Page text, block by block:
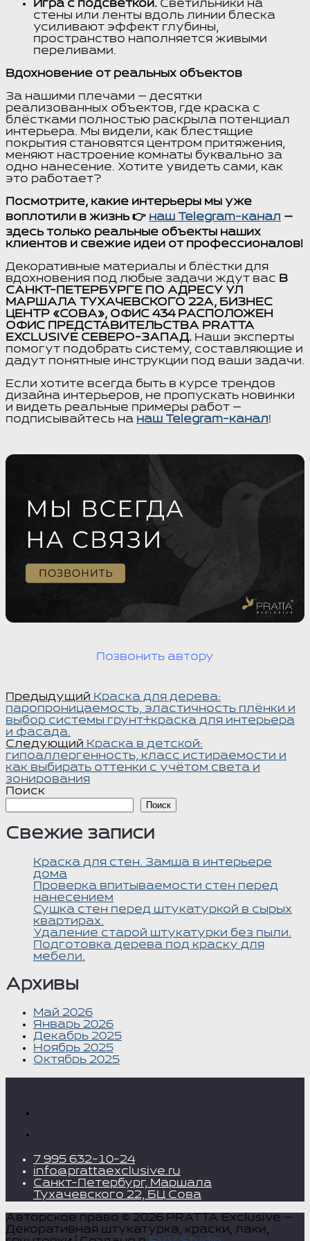
Игра с подсветкой. Светильники на
стены или ленты вдоль линии блеска
усиливают эффект глубины,
пространство наполняется живыми
переливами.
Вдохновение от реальных объектов
За нашими плечами — десятки
реализованных объектов, где краска с
блёстками полностью раскрыла потенциал
интерьера. Мы видели, как блестящие
покрытия становятся центром притяжения,
меняют настроение комнаты буквально за
одно нанесение. Хотите увидеть сами, как
это работает?
Посмотрите, какие интерьеры мы уже
воплотили в жизнь 👉 наш Telegram-канал —
здесь только реальные объекты наших
клиентов и свежие идеи от профессионалов!
Декоративные материалы и блёстки для
вдохновения под любые задачи ждут вас В
САНКТ-ПЕТЕРБУРГЕ ПО АДРЕСУ УЛ
МАРШАЛА ТУХАЧЕВСКОГО 22А, БИЗНЕС
ЦЕНТР «СОВА», ОФИС 434 РАСПОЛОЖЕН
ОФИС ПРЕДСТАВИТЕЛЬСТВА PRATTA
EXCLUSIVE СЕВЕРО-ЗАПАД. Наши эксперты
помогут подобрать систему, составляющие и
дадут понятные инструкции под ваши задачи.
Если хотите всегда быть в курсе трендов
дизайна интерьеров, не пропускать новинки
и видеть реальные примеры работ —
подписывайтесь на наш Telegram-канал!
Позвонить автору
Навигация
по
записям
Предыдущий Предыдущая
запись:
Краска для дерева:
паропроницаемость, эластичность плёнки и
выбор системы грунт+краска для интерьера
и фасада.
Следующий Следующая
запись:
Краска в детской:
гипоаллергенность, класс истираемости и
как выбирать оттенки с учётом света и
зонирования
Поиск
Поиск
Свежие записи
Краска для стен. Замша в интерьере
дома
Проверка впитываемости стен перед
нанесением
Сушка стен перед штукатуркой в сырых
квартирах.
Удаление старой штукатурки без пыли.
Подготовка дерева под краску для
мебели.
Архивы
Май 2026
Январь 2026
Декабрь 2025
Ноябрь 2025
Октябрь 2025
7 995 632-10-24
info@prattaexclusive.ru
Санкт-Петербург, Маршала
Тухачевского 22, БЦ Сова
Авторское право © 2026 PRATTA Exclusive —
Декоративная штукатурка, краски, лаки,